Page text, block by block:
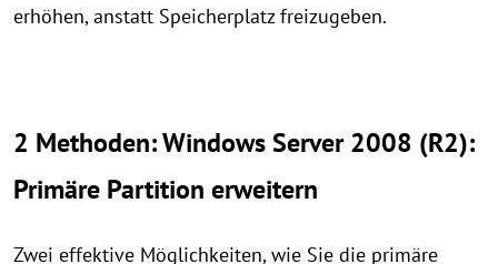
erhöhen, anstatt Speicherplatz freizugeben.
2 Methoden: Windows Server 2008 (R2):
Primäre Partition erweitern
Zwei effektive Möglichkeiten, wie Sie die primäre